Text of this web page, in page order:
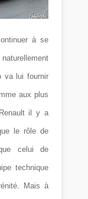
à se
va lui fournir
aux plus
il y a
le rôle de
celui de
technique
Mais à